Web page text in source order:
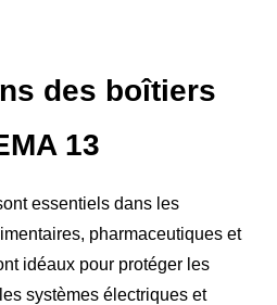
des boîtiers
13
essentiels dans les
pharmaceutiques et
idéaux pour protéger les
systèmes électriques et